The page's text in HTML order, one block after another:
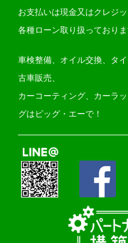
お支払いは現金又はクレジ
各種ローン取り扱っておりま
車検整備、オイル交換、タ
古車販売、
カーコーティング、カーラ
グはビッグ・エーで！